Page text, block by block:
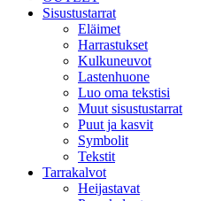
Sisustustarrat
Eläimet
Harrastukset
Kulkuneuvot
Lastenhuone
Luo oma tekstisi
Muut sisustustarrat
Puut ja kasvit
Symbolit
Tekstit
Tarrakalvot
Heijastavat